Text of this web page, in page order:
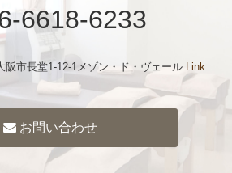
6618-6233
阪市長堂1-12-1メゾン・ド・ヴェール Link
お問い合わせ